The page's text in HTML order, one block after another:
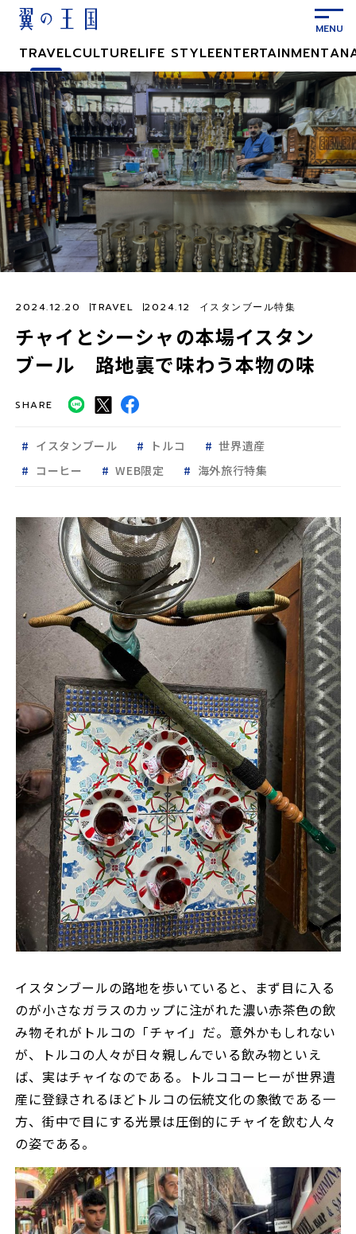
ン
テ
ン
ツ
に
ス
キ
ッ
プ
TRAVELCULTURELIFE STYLEENTERTAINMENT
チャイとシーシャの本場イスタン
ブール 路地裏で味わう本物の味
2024.12.20 TRAVEL 2024.12 イスタンブール特集
SHARE
イスタンブール トルコ
世界遺産
コーヒー
WEB限定 海外旅行特集
イスタンブールの路地を歩いていると、まず目に入る
のが小さなガラスのカップに注がれた濃い赤茶色の飲
み物――それがトルコの「チャイ」だ。意外かもしれない
が、トルコの人々が日々親しんでいる飲み物といえ
ば、実はチャイなのである。トルココーヒーが世界遺
産に登録されるほどトルコの伝統文化の象徴である一
方、街中で目にする光景は圧倒的にチャイを飲む人々
の姿である。